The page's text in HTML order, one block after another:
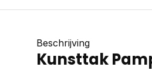
Beschrijving
Kunsttak